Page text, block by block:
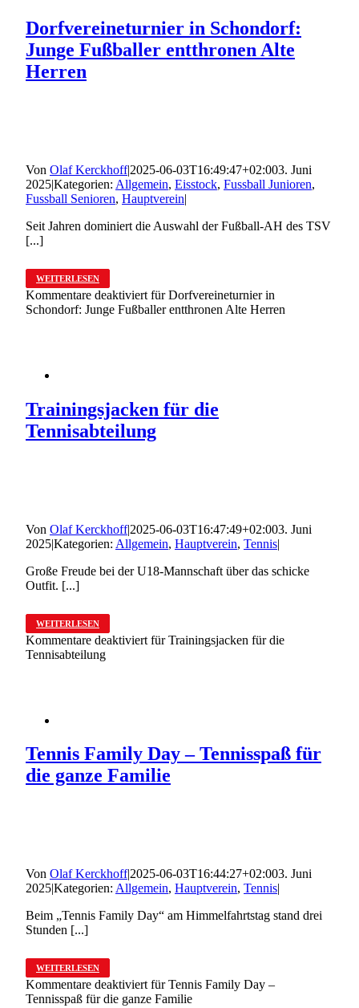
Dorfvereineturnier in Schondorf:
Junge Fußballer entthronen Alte
Herren
Von Olaf Kerckhoff|2025-06-03T16:49:47+02:003. Juni
2025|Kategorien: Allgemein, Eisstock, Fussball Junioren,
Fussball Senioren, Hauptverein|
Seit Jahren dominiert die Auswahl der Fußball-AH des TSV
[...]
WEITERLESEN
Kommentare deaktiviert für Dorfvereineturnier in
Schondorf: Junge Fußballer entthronen Alte Herren
Trainingsjacken für die
Tennisabteilung
Von Olaf Kerckhoff|2025-06-03T16:47:49+02:003. Juni
2025|Kategorien: Allgemein, Hauptverein, Tennis|
Große Freude bei der U18-Mannschaft über das schicke
Outfit. [...]
WEITERLESEN
Kommentare deaktiviert für Trainingsjacken für die
Tennisabteilung
Tennis Family Day – Tennisspaß für
die ganze Familie
Von Olaf Kerckhoff|2025-06-03T16:44:27+02:003. Juni
2025|Kategorien: Allgemein, Hauptverein, Tennis|
Beim „Tennis Family Day“ am Himmelfahrtstag stand drei
Stunden [...]
WEITERLESEN
Kommentare deaktiviertfür Tennis Family Day –
Tennisspaß für die ganze Familie